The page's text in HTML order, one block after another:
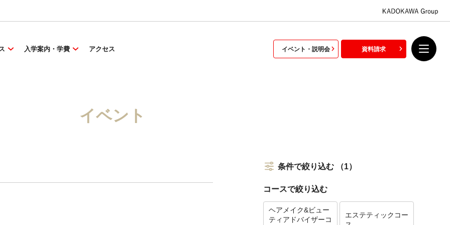
入学案内・学費 アクセス イベント・説明会 資料請求
イベント
条件で絞り込む （1）
コースで絞り込む
ヘアメイク&ビュー
ティアドバイザーコ
エステティックコー